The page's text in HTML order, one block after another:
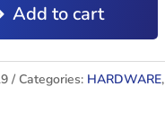
Add to cart
Categories: HARDWARE,